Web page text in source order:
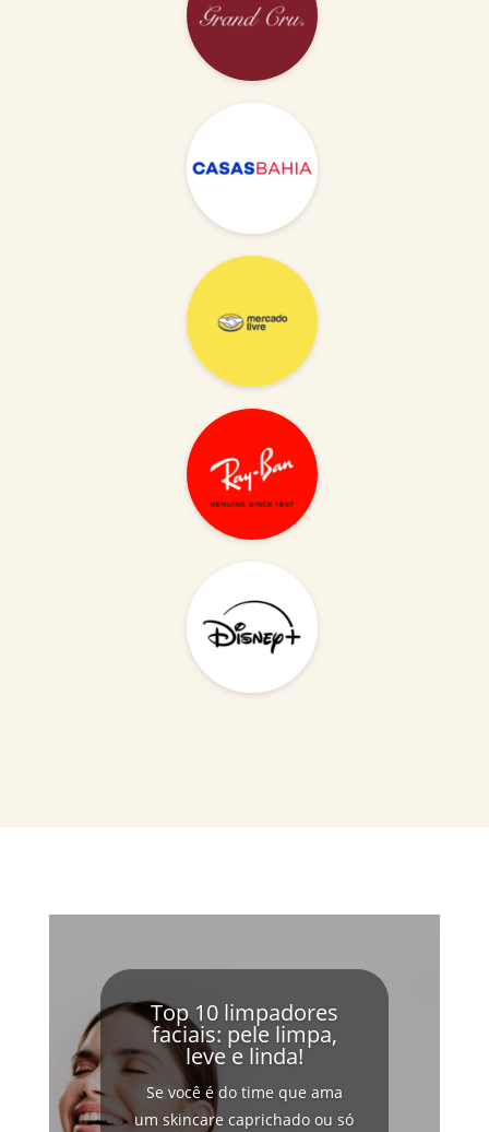
Top 10 limpadores
faciais: pele limpa,
leve e linda!
Se você é do time que ama
um skincare caprichado ou só